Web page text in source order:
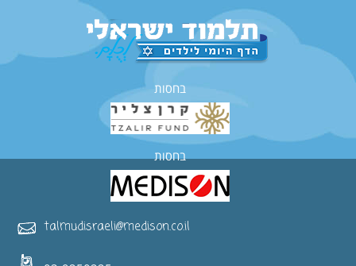
בחסות
בחסות
talmudisraeli@medison.co.il